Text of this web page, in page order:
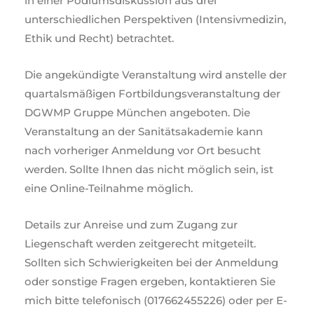
unterschiedlichen Perspektiven (Intensivmedizin,
Ethik und Recht) betrachtet.
Die angekündigte Veranstaltung wird anstelle der
quartalsmäßigen Fortbildungsveranstaltung der
DGWMP Gruppe München angeboten. Die
Veranstaltung an der Sanitätsakademie kann
nach vorheriger Anmeldung vor Ort besucht
werden. Sollte Ihnen das nicht möglich sein, ist
eine Online-Teilnahme möglich.
Details zur Anreise und zum Zugang zur
Liegenschaft werden zeitgerecht mitgeteilt.
Sollten sich Schwierigkeiten bei der Anmeldung
oder sonstige Fragen ergeben, kontaktieren Sie
mich bitte telefonisch (017662455226) oder per E-